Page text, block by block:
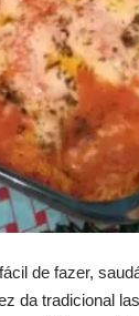
de fazer,
da tradicional